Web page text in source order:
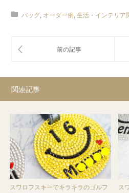
バッグ, オーダー例 , 生活・インテリア
関連記事
スワロフスキーでキラキラのゴルフ
ス